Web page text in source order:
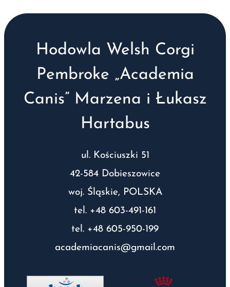
Hodowla Welsh Corgi
Pembroke „Academia
Canis” Marzena i Łukasz
Hartabus
ul. Kościuszki 51
42-584 Dobieszowice
woj. Śląskie, POLSKA
tel. +48 603-491-161
tel. +48 605-950-199
academiacanis@gmail.com